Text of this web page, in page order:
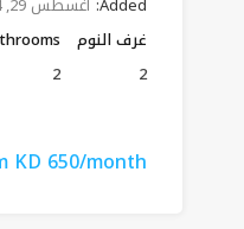
غرف النوم
2
2
KD 650/month